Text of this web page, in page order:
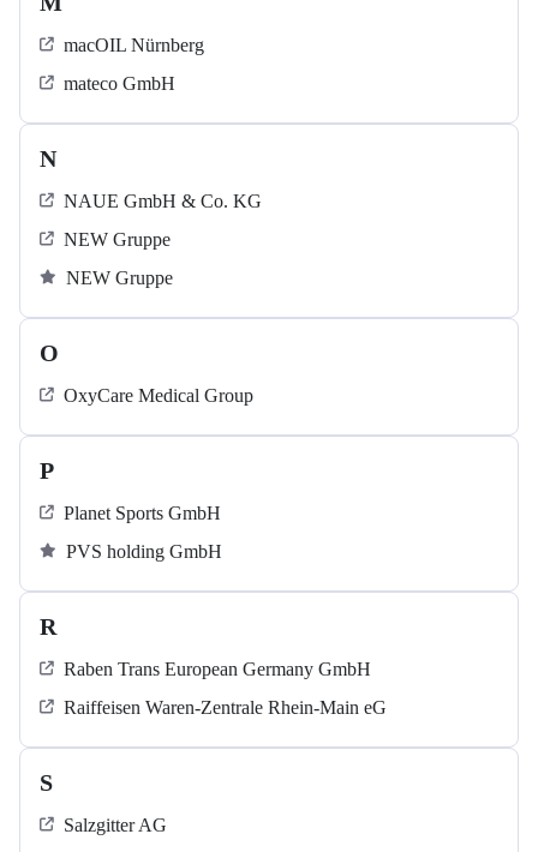
macOIL Nürnberg
mateco GmbH
N
NAUE GmbH & Co. KG
NEW Gruppe
NEW Gruppe
O
OxyCare Medical Group
P
Planet Sports GmbH
PVS holding GmbH
R
Raben Trans European Germany GmbH
Raiffeisen Waren-Zentrale Rhein-Main eG
S
Salzgitter AG